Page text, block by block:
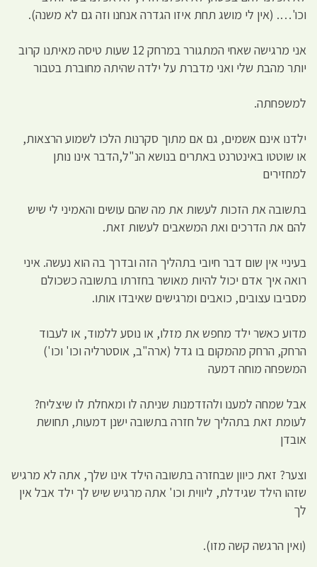
וכו'…. (אין לי מושג תחת איזו הגדרה אנחנו וזה גם לא משנה).
אני מרגישה שאחי המתגורר במרחק 12 שעות טיסה מאיתנו קרוב
יותר מהבת שלי ואני מדברת על ילדה שהיתה מחוברת בטבור
למשפחתה.
ילדנו אינם אשמים, גם אם מתוך סקרנות הלכו לשמוע הרצאות,
או שוטטו באינטרנט באתרים בנושא הנ"ל,הדבר אינו נותן
למחזירים
בתשובה את הזכות לעשות את מה שהם עושים והאמיני לי שיש
להם את הדרכים ואת המשאבים לעשות זאת.
בעיניי אין שום דבר חיובי בתהליך הזה ובדרך בה הוא נעשה. איני
רואה איך אדם יכול להיות מאושר בחזרתו בתשובה כשכולם
מסביבו עצובים, כואבים ומרגישים שאיבדו אותו.
מדוע כאשר ילד מחפש את מזלו, או נוסע ללמוד, או לעבוד
הרחק, הרחק מהמקום בו גדל (ארה"ב, אוסטרליה וכו' וכו')
המשפחה מוחה דמעה
אבל שמחה למענו ולהזדמנות שניתה לו ומאחלת לו שיצליח?
לעומת זאת בתהליך של חזרה בתשובה ישנן דמעות, תחושת
אובדן
וצער? זאת כיוון שבחזרה בתשובה הילד אינו שלך, אתה לא מרגיש
שזהו הילד שגידלת, ליווית וכו' אתה מרגיש שיש לך ילד אבל אין
לך
(ואין הרגשה קשה מזו).